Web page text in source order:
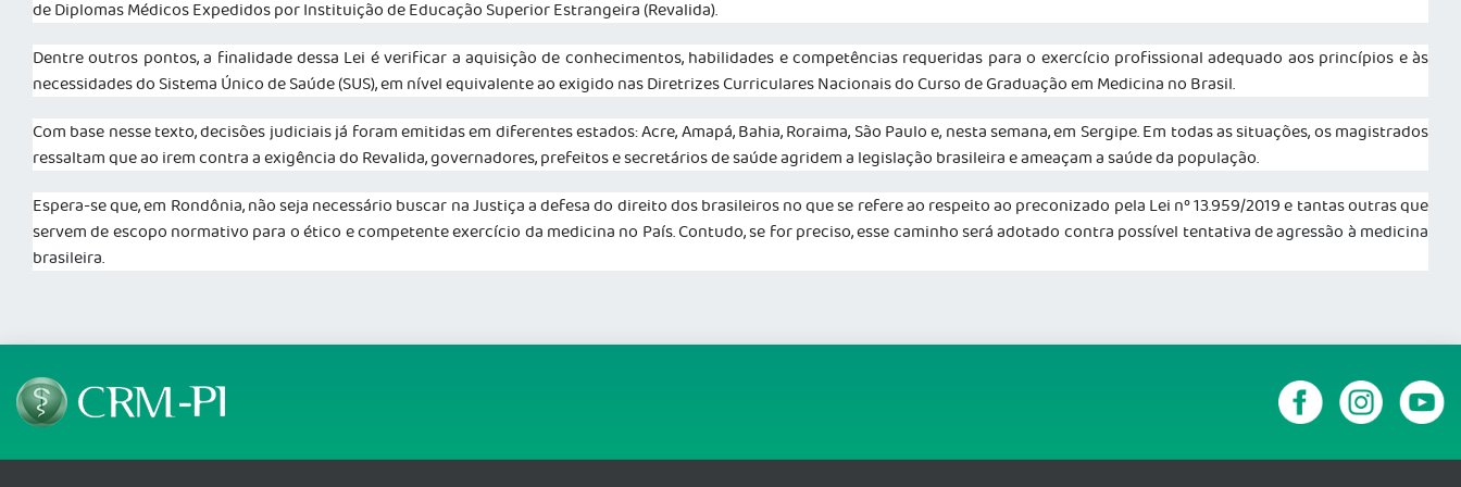
de Diplomas Médicos Expedidos por Instituição de Educação Superior Estrangeira (Revalida).
Dentre outros pontos, a finalidade dessa Lei é verificar a aquisição de conhecimentos, habilidades e competências requeridas para o exercício profissional adequado aos princípios e às
necessidades do Sistema Único de Saúde (SUS), em nível equivalente ao exigido nas Diretrizes Curriculares Nacionais do Curso de Graduação em Medicina no Brasil.
Com base nesse texto, decisões judiciais já foram emitidas em diferentes estados: Acre, Amapá, Bahia, Roraima, São Paulo e, nesta semana, em Sergipe. Em todas as situações, os magistrados
ressaltam que ao irem contra a exigência do Revalida, governadores, prefeitos e secretários de saúde agridem a legislação brasileira e ameaçam a saúde da população.
Espera-se que, em Rondônia, não seja necessário buscar na Justiça a defesa do direito dos brasileiros no que se refere ao respeito ao preconizado pela Lei nº 13.959/2019 e tantas outras que
servem de escopo normativo para o ético e competente exercício da medicina no País. Contudo, se for preciso, esse caminho será adotado contra possível tentativa de agressão à medicina
brasileira.